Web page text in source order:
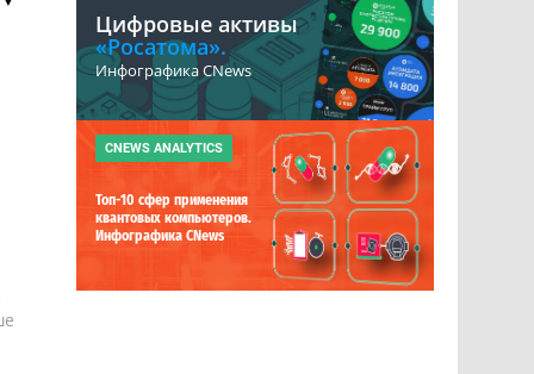
Цифровые активы
«Росатома».
Инфографика CNews
CNEWS ANALYTICS
Топ-10 сфер применения
квантовых компьютеров.
Инфографика CNews